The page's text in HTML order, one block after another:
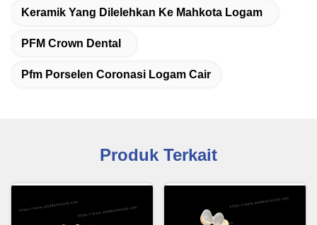
Keramik Yang Dilelehkan Ke Mahkota Logam
PFM Crown Dental
Pfm Porselen Coronasi Logam Cair
Produk Terkait